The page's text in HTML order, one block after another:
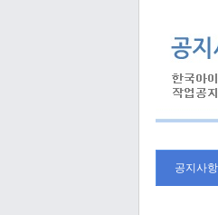
공지사항